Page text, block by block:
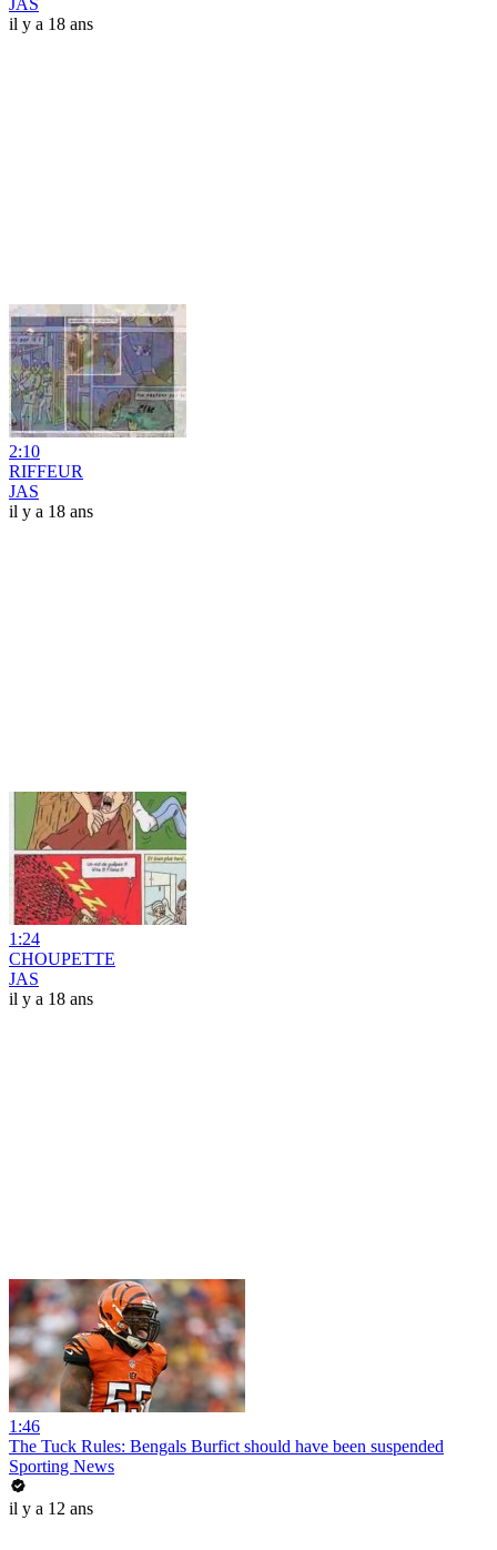
JAS
il y a 18 ans
2:10
RIFFEUR
JAS
il y a 18 ans
1:24
CHOUPETTE
JAS
il y a 18 ans
1:46
The Tuck Rules: Bengals Burfict should have been suspended
Sporting News
il y a 12 ans